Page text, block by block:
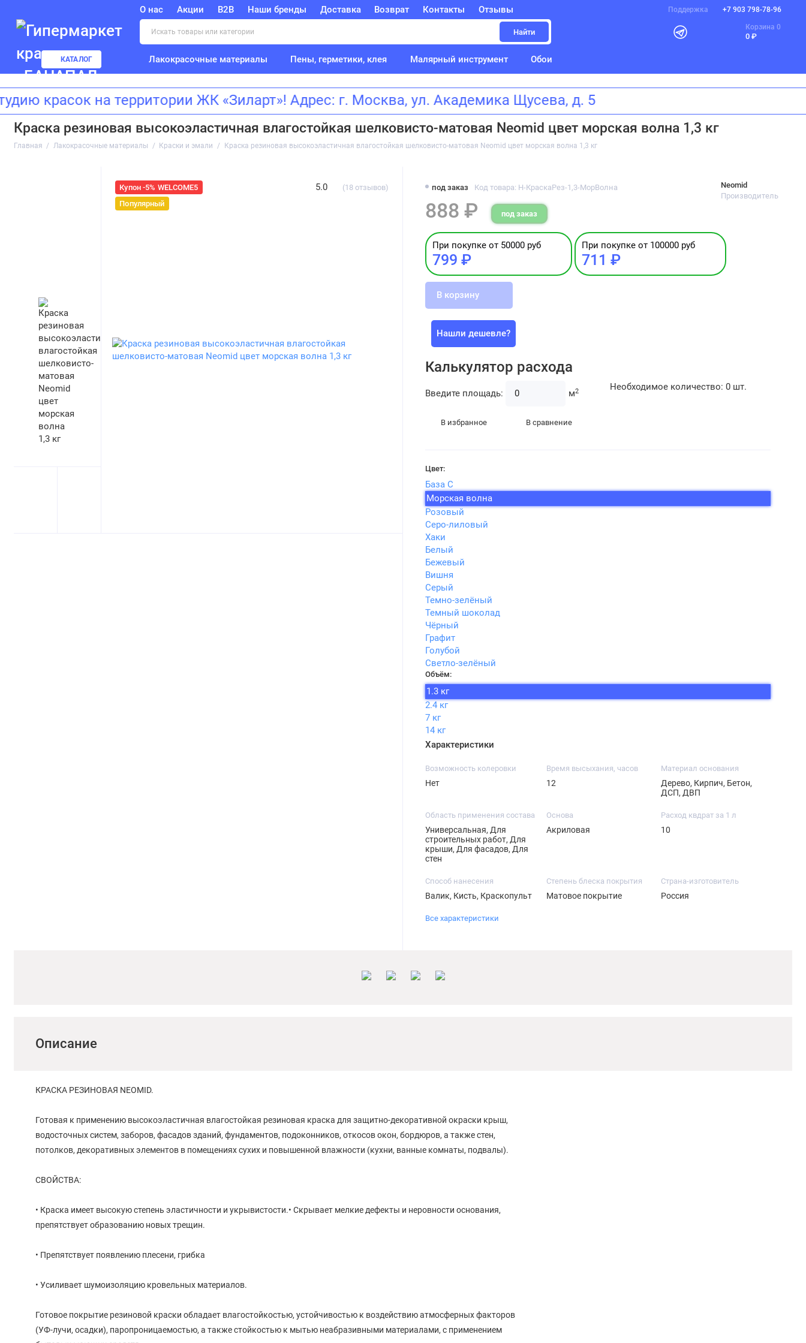
О нас Акции B2B Наши бренды Доставка Возврат Контакты Отзывы Поддержка +7 903 798-78-96
Найти
Корзина 0
0 ₽
КАТАЛОГ Лакокрасочные материалы Пены, герметики, клея Малярный инструмент Обои
на территории ЖК «Зиларт»! Адрес: г. Москва, ул. Академика Щусева, д. 5
Краска резиновая высокоэластичная влагостойкая шелковисто-матовая Neomid цвет морская волна 1,3 кг
Главная Лакокрасочные материалы Краски и эмали Краска резиновая высокоэластичная влагостойкая шелковисто-матовая Neomid цвет морская волна 1,3 кг
Купон -5% WELCOME5
Популярный
5.0 (18 отзывов) под заказ Код товара: Н-КраскаРез-1,3-МорВолна
Neomid
Производитель
888 ₽ под заказ
При покупке от 50000 руб
799 ₽
При покупке от 100000 руб
711 ₽
В корзину
Нашли дешевле?
Калькулятор расхода
Введите площадь: м2 Необходимое количество: 0шт.
В избранное В сравнение
Цвет:
База С
Морская волна
Розовый
Серо-лиловый
Хаки
Белый
Бежевый
Вишня
Серый
Темно-зелёный
Темный шоколад
Чёрный
Графит
Голубой
Светло-зелёный
Объём:
1.3 кг
2.4 кг
7 кг
14 кг
Характеристики
Возможность колеровки
Нет
Время высыхания, часов
12
Материал основания
Дерево, Кирпич, Бетон,
ДСП, ДВП
Область применения состава
Универсальная, Для
строительных работ, Для
крыши, Для фасадов, Для
стен
Основа
Акриловая
Расход квдрат за 1 л
10
Способ нанесения
Валик, Кисть, Краскопульт
Степень блеска покрытия
Матовое покрытие
Страна-изготовитель
Россия
Все характеристики
Описание
КРАСКА РЕЗИНОВАЯ NEOMID.
Готовая к применению высокоэластичная влагостойкая резиновая краска для защитно-декоративной окраски крыш,
водосточных систем, заборов, фасадов зданий, фундаментов, подоконников, откосов окон, бордюров, а также стен,
потолков, декоративных элементов в помещениях сухих и повышенной влажности (кухни, ванные комнаты, подвалы).
СВОЙСТВА:
• Краска имеет высокую степень эластичности и укрывистости.• Скрывает мелкие дефекты и неровности основания,
препятствует образованию новых трещин.
• Препятствует появлению плесени, грибка
• Усиливает шумоизоляцию кровельных материалов.
Готовое покрытие резиновой краски обладает влагостойкостью, устойчивостью к воздействию атмосферных факторов
(УФ-лучи, осадки), паропроницаемостью, а также стойкостью к мытью неабразивными материалами, с применением